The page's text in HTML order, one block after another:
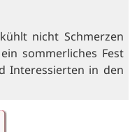
nicht Schmerzen
sommerliches Fest
Interessierten in den